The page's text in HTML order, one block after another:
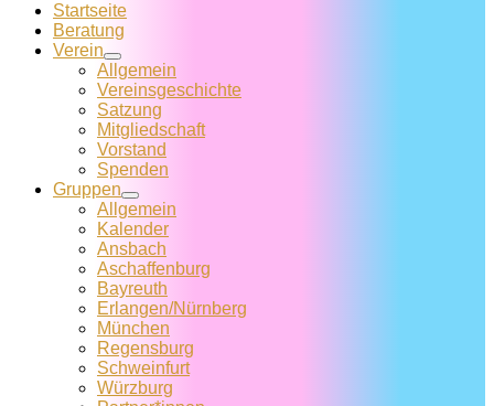
Startseite
Beratung
Verein
Allgemein
Vereins­geschichte
Satzung
Mitglied­schaft
Vorstand
Spenden
Gruppen
Allgemein
Kalender
Ansbach
Aschaffenburg
Bayreuth
Erlangen/Nürnberg
München
Regensburg
Schweinfurt
Würzburg